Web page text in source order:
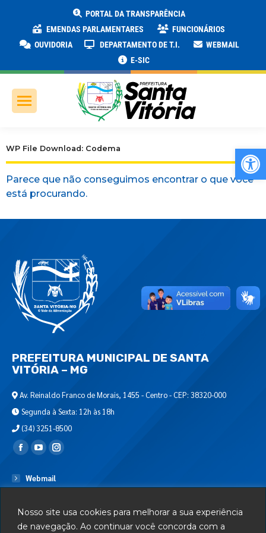
Nosso site usa cookies para melhorar a sua experiência
de navegação. Ao continuar você concorda com a
PORTAL DA TRANSPARÊNCIA
EMENDAS PARLAMENTARES
FUNCIONÁRIOS
OUVIDORIA
DEPARTAMENTO DE T.I.
WEBMAIL
E-SIC
WP File Download: Codema
Parece que não conseguimos encontrar o que você
está procurando.
PREFEITURA MUNICIPAL DE SANTA
VITÓRIA – MG
Av. Reinaldo Franco de Morais, 1455 - Centro - CEP: 38320-000
Segunda à Sexta: 12h às 18h
(34) 3251-8500
Encontre-nos em:
Webmail
Serviços